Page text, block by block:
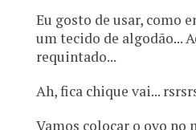
Eu gosto de usar, como
um tecido de algodão...
requintado...
Ah, fica chique vai...
Vamos colocar o ovo no